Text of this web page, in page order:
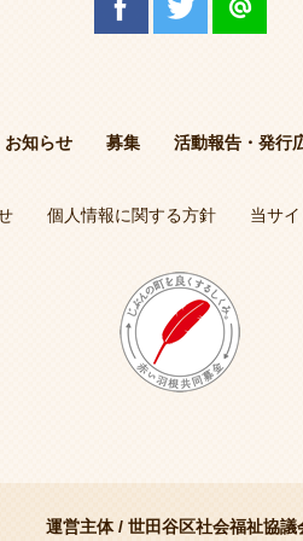
お知らせ 募集 活動報告・発行
個人情報に関する方針 当サ
運営主体 / 世田谷区社会福祉協議